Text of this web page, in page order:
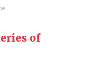
of